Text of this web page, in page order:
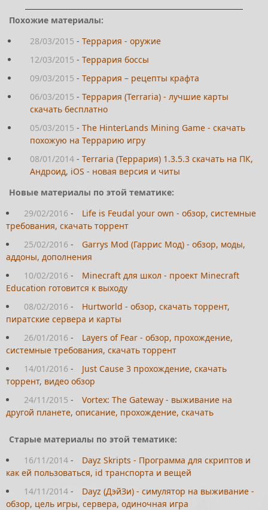
Похожие материалы:
28/03/2015 - Террария - оружие
12/03/2015 - Террария боссы
09/03/2015 - Террария – рецепты крафта
06/03/2015 - Террария (Terraria) - лучшие карты
скачать бесплатно
05/03/2015 - The HinterLands Mining Game - скачать
похожую на Террарию игру
08/01/2014 - Terraria (Террария) 1.3.5.3 скачать на ПК,
Андроид, iOS - новая версия и читы
Новые материалы по этой тематике:
29/02/2016 -
Life is Feudal your own - обзор, системные
требования, скачать торрент
25/02/2016 -
Garrys Mod (Гаррис Мод) - обзор, моды,
аддоны, дополнения
10/02/2016 -
Minecraft для школ - проект Minecraft
Education готовится к выходу
08/02/2016 -
Hurtworld - обзор, скачать торрент,
пиратские сервера и карты
26/01/2016 -
Layers of Fear - обзор, прохождение,
системные требования, скачать торрент
14/01/2016 -
Just Cause 3 прохождение, скачать
торрент, видео обзор
24/11/2015 -
Vortex: The Gateway - выживание на
другой планете, описание, прохождение, скачать
Старые материалы по этой тематике:
16/11/2014 -
Dayz Skripts - Программа для скриптов и
как ей пользоваться, id транспорта и вещей
14/11/2014 -
Dayz (ДэйЗи) - симулятор на выживание -
обзор, цель игры, сервера, одиночная игра